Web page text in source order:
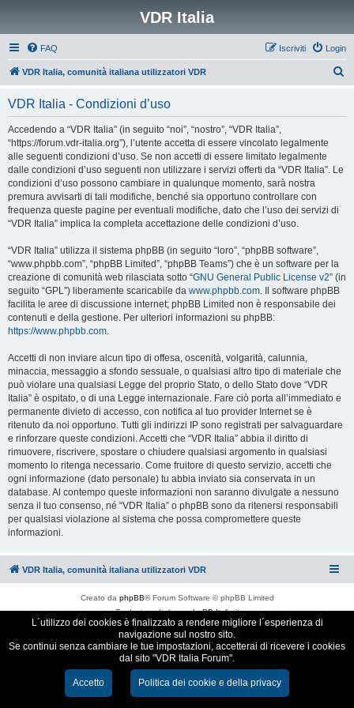
VDR Italia
FAQ Login
Iscriviti
VDR Italia, comunità italiana utilizzatori VDR
VDR Italia - Condizioni d’uso
Accedendo a “VDR Italia” (in seguito “noi”, “nostro”, “VDR Italia”,
“https://forum.vdr-italia.org”), l’utente accetta di essere vincolato legalmente
alle seguenti condizioni d’uso. Se non accetti di essere limitato legalmente
dalle condizioni d’uso seguenti non utilizzare i servizi offerti da “VDR Italia”. Le
condizioni d’uso possono cambiare in qualunque momento, sarà nostra
premura avvisarti di tali modifiche, benché sia opportuno controllare con
frequenza queste pagine per eventuali modifiche, dato che l’uso dei servizi di
“VDR Italia” implica la completa accettazione delle condizioni d’uso.
“VDR Italia” utilizza il sistema phpBB (in seguito “loro”, “phpBB software”,
“www.phpbb.com”, “phpBB Limited”, “phpBB Teams”) che è un software per la
creazione di comunità web rilasciata sotto “GNU General Public License v2” (in
seguito “GPL”) liberamente scaricabile da www.phpbb.com. Il software phpBB
facilita le aree di discussione internet; phpBB Limited non è responsabile dei
contenuti e della gestione. Per ulteriori informazioni su phpBB:
https://www.phpbb.com.
Accetti di non inviare alcun tipo di offesa, oscenità, volgarità, calunnia,
minaccia, messaggio a sfondo sessuale, o qualsiasi altro tipo di materiale che
può violare una qualsiasi Legge del proprio Stato, o dello Stato dove “VDR
Italia” è ospitato, o di una Legge internazionale. Fare ciò porta all’immediato e
permanente divieto di accesso, con notifica al tuo provider Internet se è
ritenuto da noi opportuno. Tutti gli indirizzi IP sono registrati per salvaguardare
e rinforzare queste condizioni. Accetti che “VDR Italia” abbia il diritto di
rimuovere, riscrivere, spostare o chiudere qualsiasi argomento in qualsiasi
momento lo ritenga necessario. Come fruitore di questo servizio, accetti che
ogni informazione (dato personale) tu abbia inviato sia conservata in un
database. Al contempo queste informazioni non saranno divulgate a nessuno
senza il tuo consenso, né “VDR Italia” o phpBB sono da ritenersi responsabili
per qualsiasi violazione al sistema che possa compromettere queste
informazioni.
VDR Italia, comunità italiana utilizzatori VDR
Creato da phpBB® Forum Software © phpBB Limited
Traduzione ItalianaphpBB-Italia.it
Cookie e Privacy
L´utilizzo dei cookies è finalizzato a rendere migliore l´esperienza di
navigazione sul nostro sito.
Se continui senza cambiare le tue impostazioni, accetterai di ricevere i cookies
dal sito "VDR Italia Forum".
Accetto Politica dei cookie e della privacy